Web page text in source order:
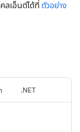
ลเอ็นต์ได้ที่ ตัวอย่าง
.NET